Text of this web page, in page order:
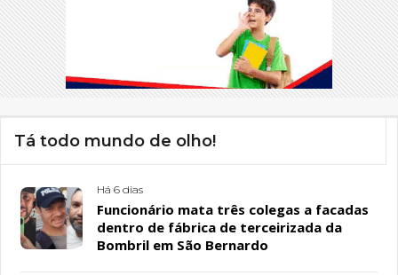
Tá todo mundo de olho!
Há 6 dias
Funcionário mata três colegas a facadas
dentro de fábrica de terceirizada da
Bombril em São Bernardo